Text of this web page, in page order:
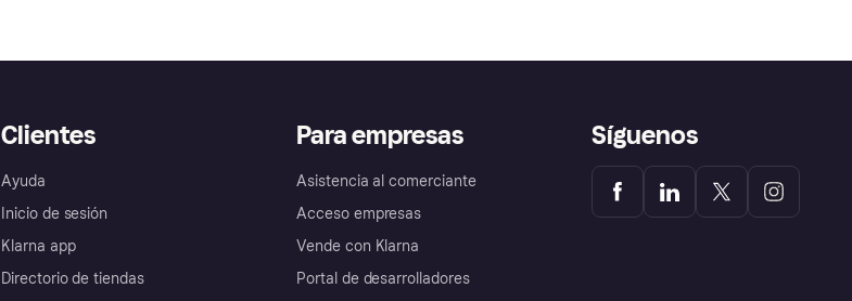
Clientes
Ayuda
Inicio de sesión
Klarna app
Directorio de tiendas
Para empresas
Asistencia al comerciante
Acceso empresas
Vende con Klarna
Portal de desarrolladores
Síguenos